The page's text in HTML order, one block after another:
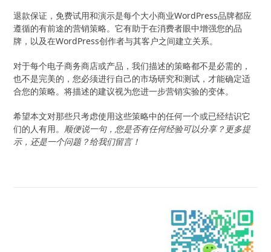
退款保证，免费试用和演示是每个大小商业WordPress品牌都应
遵循的有前途的营销策略。它有助于在消费者眼中增强您的品
牌，以及在WordPress创作者与其客户之间建立关系。
对于每个电子商务商店或产品，我们描述的策略都不是必需的，
也不是完美的，您必须进行自己的市场研究和测试，才能确定适
合您的策略。将描述的建议视为您进一步营销实验的变体。
希望本文对那些只考虑使用这些策略中的任何一个或已经结识它
们的人有用。 顺便说一句，您是否有任何经验可以分享？更多提
示，还是一个问题？给我们留言！